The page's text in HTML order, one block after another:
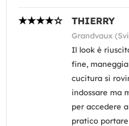
THIERRY
Grandvaux
Il look è
fine,
cucitura si
indossare ma
per accedere
pratico